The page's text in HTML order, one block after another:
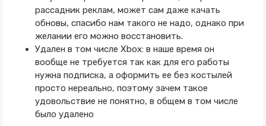
рассадник реклам, может сам даже качать
обновы, спасибо нам такого не надо, однако при
желании его можно восстановить.
Удален в том числе Xbox: в наше время он
вообще не требуется так как для его работы
нужна подписка, а оформить ее без костылей
просто нереально, поэтому зачем такое
удовольствие не понятно, в общем в том числе
было удалено